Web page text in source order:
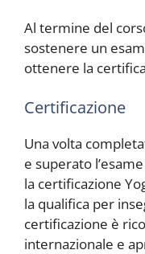
Al termine del
sostenere un
ottenere la
Certificazione
Una volta
e superato
la certificazione
la qualifica per
certificazione è
internazionale e